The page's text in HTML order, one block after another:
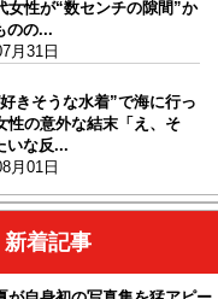
女性が“数センチの隙間”か
のの...
月31日
きそうな水着”で海に行っ
性の意外な結末「え、そ
いな反...
月01日
新着記事